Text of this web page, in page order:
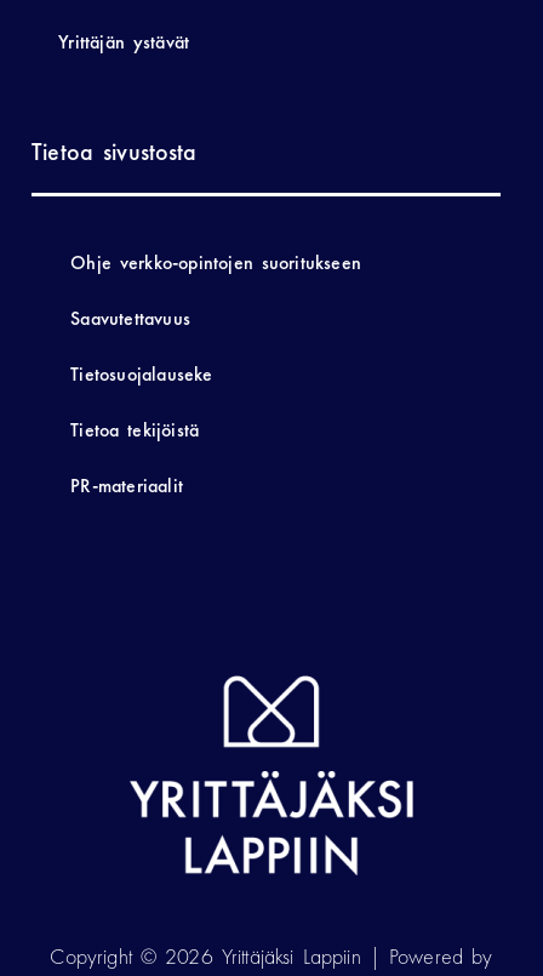
Yrittäjän ystävät
Tietoa sivustosta
Ohje verkko-opintojen suoritukseen
Saavutettavuus
Tietosuojalauseke
Tietoa tekijöistä
PR-materiaalit
Copyright © 2026 Yrittäjäksi Lappiin | Powered by